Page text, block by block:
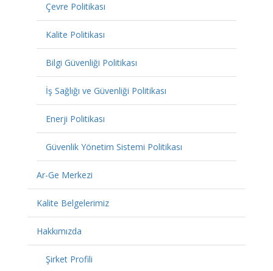
Çevre Politikası
Kalite Politikası
Bilgi Güvenliği Politikası
İş Sağlığı ve Güvenliği Politikası
Enerji Politikası
Güvenlik Yönetim Sistemi Politikası
Ar-Ge Merkezi
Kalite Belgelerimiz
Hakkımızda
Şirket Profili